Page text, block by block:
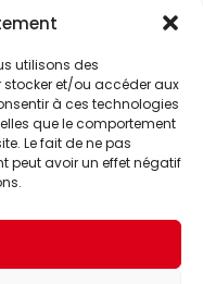
utilisons des
stocker et/ou accéder aux
à ces technologies
que le comportement
Le fait de ne pas
peut avoir un effet négatif